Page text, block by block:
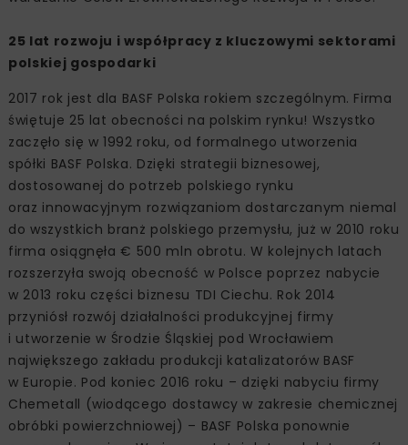
25 lat rozwoju i współpracy z kluczowymi sektorami
polskiej gospodarki
2017 rok jest dla BASF Polska rokiem szczególnym. Firma
świętuje 25 lat obecności na polskim rynku! Wszystko
zaczęło się w 1992 roku, od formalnego utworzenia
spółki BASF Polska. Dzięki strategii biznesowej,
dostosowanej do potrzeb polskiego rynku
oraz innowacyjnym rozwiązaniom dostarczanym niemal
do wszystkich branż polskiego przemysłu, już w 2010 roku
firma osiągnęła € 500 mln obrotu. W kolejnych latach
rozszerzyła swoją obecność w Polsce poprzez nabycie
w 2013 roku części biznesu TDI Ciechu. Rok 2014
przyniósł rozwój działalności produkcyjnej firmy
i utworzenie w Środzie Śląskiej pod Wrocławiem
największego zakładu produkcji katalizatorów BASF
w Europie. Pod koniec 2016 roku – dzięki nabyciu firmy
Chemetall (wiodącego dostawcy w zakresie chemicznej
obróbki powierzchniowej) – BASF Polska ponownie